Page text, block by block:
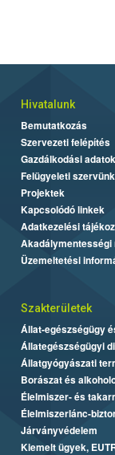
Hivatalunk
Bemutatkozás
Szervezeti felépítés
Gazdálkodási adatok
Felügyeleti szervünk
Projektek
Kapcsolódó linkek
Adatkezelési
Akadálymentességi
Üzemeltetési
Szakterületek
Állat-egészségügy
Állategészségügyi
Állatgyógyászati
Borászat és
Élelmiszer- és
Élelmiszerlánc-
Járványvédelem
Kiemelt ügyek,